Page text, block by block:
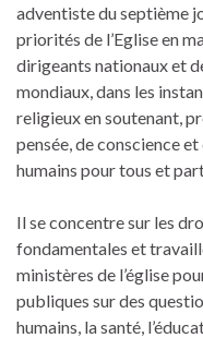
adventiste du septième
priorités de l’Eglise en
dirigeants nationaux et
mondiaux, dans les
religieux en soutenant,
pensée, de conscience
humains pour tous et
Il se concentre sur les
fondamentales et
ministères de l’église
publiques sur des
humains, la santé,